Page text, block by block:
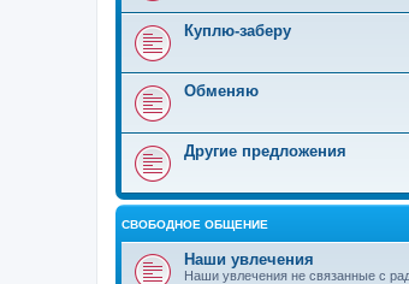
Куплю-заберу
Обменяю
Другие предложения
СВОБОДНОЕ ОБЩЕНИЕ
Наши увлечения
Наши увлечения не связанные с